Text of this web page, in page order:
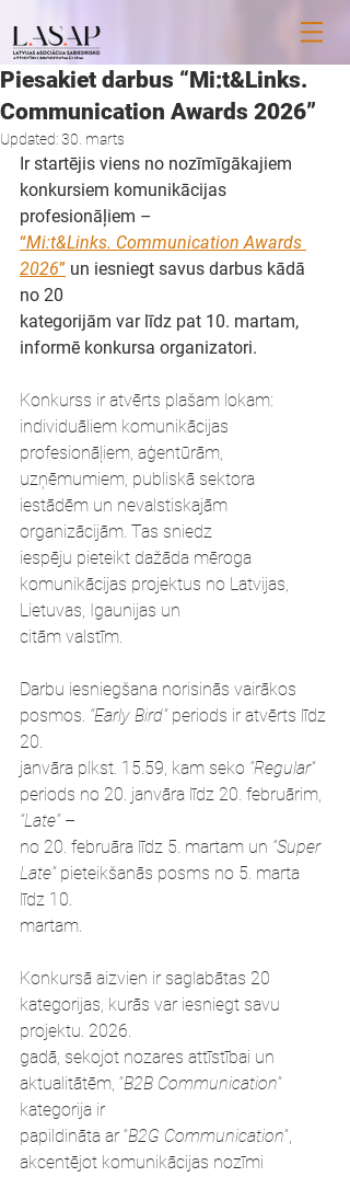
Piesakiet darbus “Mi:t&Links.
Communication Awards 2026”
Updated:30. marts
Ir startējis viens no nozīmīgākajiem
konkursiem komunikācijas
profesionāļiem –
“Mi:t&Links. Communication Awards
2026” un iesniegt savus darbus kādā
no 20
kategorijām var līdz pat 10. martam,
informē konkursa organizatori.
Konkurss ir atvērts plašam lokam:
individuāliem komunikācijas
profesionāļiem, aģentūrām,
uzņēmumiem, publiskā sektora
iestādēm un nevalstiskajām
organizācijām. Tas sniedz
iespēju pieteikt dažāda mēroga
komunikācijas projektus no Latvijas,
Lietuvas, Igaunijas un
citām valstīm.
Darbu iesniegšana norisinās vairākos
posmos. “Early Bird” periods ir atvērts līdz
20.
janvāra plkst. 15.59, kam seko “Regular”
periods no 20. janvāra līdz 20. februārim,
“Late” –
no 20. februāra līdz 5. martam un “Super
Late” pieteikšanās posms no 5. marta
līdz 10.
martam.
Konkursā aizvien ir saglabātas 20
kategorijas, kurās var iesniegt savu
projektu. 2026.
gadā, sekojot nozares attīstībai un
aktualitātēm, “B2B Communication”
kategorija ir
papildināta ar “B2G Communication”,
akcentējot komunikācijas nozīmi